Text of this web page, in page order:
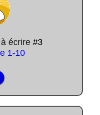
écrire #3
1-10